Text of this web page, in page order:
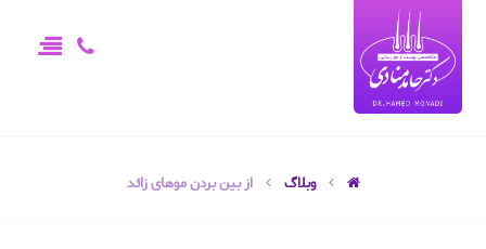
وبلاگ از بین بردن موهای زائد